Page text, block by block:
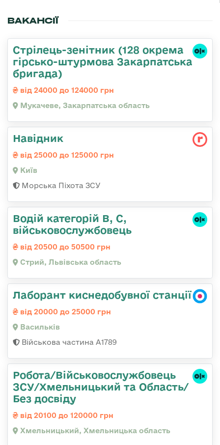
ВАКАНСІЇ
Стрілець-зенітник (128 окрема
гірсько-штурмова Закарпатська
бригада)
від 24000 до 124000 грн
Мукачеве, Закарпатська область
Навідник
від 25000 до 125000 грн
Київ
Морська Піхота ЗСУ
Водій категорій B, C,
військовослужбовець
від 20500 до 50500 грн
Стрий, Львівська область
Лаборант киснедобувної станції
від 20000 до 25000 грн
Васильків
Військова частина А1789
Робота/Військовослужбовець
ЗСУ/Хмельницький та Область/
Без досвіду
від 20100 до 120000 грн
Хмельницький, Хмельницька область